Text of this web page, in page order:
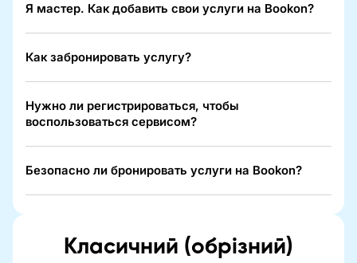
Я мастер. Как добавить свои услуги на Bookon?
Как забронировать услугу?
Нужно ли регистрироваться, чтобы
воспользоваться сервисом?
Безопасно ли бронировать услуги на Bookon?
Класичний (обрізний)